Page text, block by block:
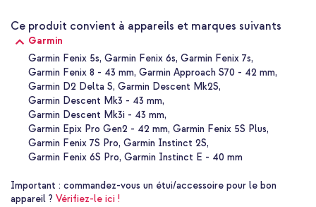
Facile à fixer à votre smartwatch
Le bracelet milanais QuickFit® d'imoshion pour la montre Garmin
est facile à fixer à votre smartwatch. Placez votre smartwatch
avec l'écran vers le bas sur une surface propre, par exemple un
chiffon propre. Ensuite, insérez les goupilles fournies dans les
fentes aux deux extrémités du bracelet. Ensuite, vous pouvez
cliquer sur le bracelet avec les goupilles sur votre montre.
Pourquoi le bracelet milanais QuickFit® d'imoshion pour la
montre Garmin ?
Le matériau tressé donne à votre smartwatch une apparence
Ce produit convient à appareils et marques suivants
Garmin
Garmin Fenix 5s Garmin Fenix 6s Garmin Fenix 7s
Garmin Fenix 8 - 43 mm Garmin Approach S70 - 42 mm
Garmin D2 Delta S Garmin Descent Mk2S
Garmin Descent Mk3 - 43 mm
Garmin Descent Mk3i - 43 mm
Garmin Epix Pro Gen2 - 42 mm Garmin Fenix 5S Plus
Garmin Fenix 7S Pro Garmin Instinct 2S
Garmin Fenix 6S Pro Garmin Instinct E - 40 mm
Important : commandez-vous un étui/accessoire pour le bon
appareil ? Vérifiez-le ici !